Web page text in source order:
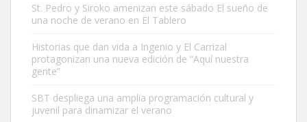
Este gato macho ha aparecido en la calle hace menos de un mes,
es muy manso y extremadamente cari...
Leales.org » Gran Canaria
St. Pedro y Siroko amenizan este sábado El sueño de
una noche de verano en El Tablero
Historias que dan vida a Ingenio y El Carrizal
protagonizan una nueva edición de “Aquí nuestra
gente”
SBT despliega una amplia programación cultural y
juvenil para dinamizar el verano